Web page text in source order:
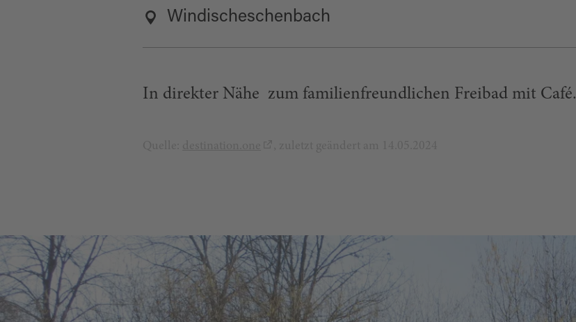
Windischeschenbach
In direkter Nähe zum familienfreundlichen Freibad mit Café.